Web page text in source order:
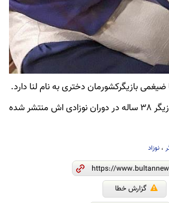
ضیغمی بازیگرکشورمان دختری به نام لنا دارد.
عکسی از چهره دختر این بازیگر 38 ساله در دوران نوزادی اش منتشر شده
، نوزاد
گزارش خطا